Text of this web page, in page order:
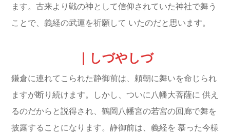
ます。古来より戦の神として信仰されていた神社で舞う
ことで、義経の武運を祈願して いたのだと思います。
｜しづやしづ
鎌倉に連れてこられた静御前は、頼朝に舞いを命じられ
ますが断り続けます。しかし、ついに八幡大菩薩に 供え
るのだからと説得され、鶴岡八幡宮の若宮の回廊で舞を
披露することになります。静御前は、義経を 慕った今様